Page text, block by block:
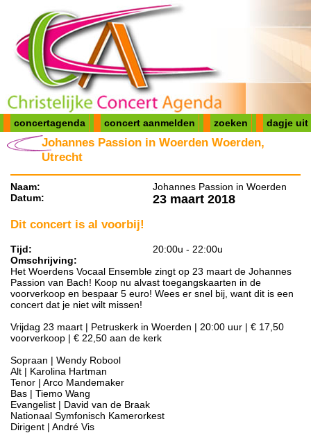
concertagenda concert aanmelden zoeken dagje uit
Johannes Passion in Woerden Woerden,
Utrecht
Naam:
Johannes Passion in Woerden
Datum:
23 maart 2018
Dit concert is al voorbij!
Tijd:
20:00u - 22:00u
Omschrijving:
Het Woerdens Vocaal Ensemble zingt op 23 maart de Johannes
Passion van Bach! Koop nu alvast toegangskaarten in de
voorverkoop en bespaar 5 euro! Wees er snel bij, want dit is een
concert dat je niet wilt missen!
Vrijdag 23 maart | Petruskerk in Woerden | 20:00 uur | € 17,50
voorverkoop | € 22,50 aan de kerk
Sopraan | Wendy Robool
Alt | Karolina Hartman
Tenor | Arco Mandemaker
Bas | Tiemo Wang
Evangelist | David van de Braak
Nationaal Symfonisch Kamerorkest
Dirigent | André Vis